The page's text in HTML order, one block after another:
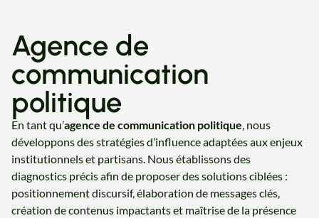
Agence de
communication
politique
En tant qu’agence de communication politique, nous
développons des stratégies d’influence adaptées aux enjeux
institutionnels et partisans. Nous établissons des
diagnostics précis afin de proposer des solutions ciblées :
positionnement discursif, élaboration de messages clés,
création de contenus impactants et maîtrise de la présence